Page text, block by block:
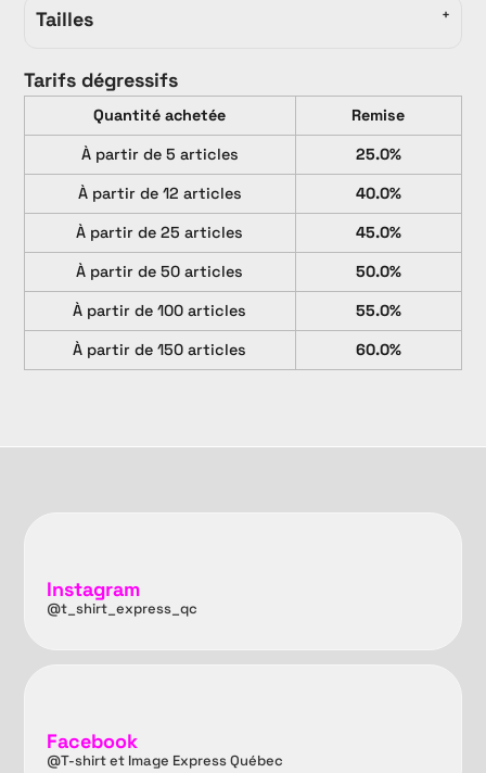
Tailles
Tarifs dégressifs
Quantité achetée
Remise
À partir de 5 articles
25.0%
À partir de 12 articles
40.0%
À partir de 25 articles
45.0%
À partir de 50 articles
50.0%
À partir de 100 articles
55.0%
À partir de 150 articles
60.0%
Instagram
@t_shirt_express_qc
Facebook
@T-shirt et Image Express Québec